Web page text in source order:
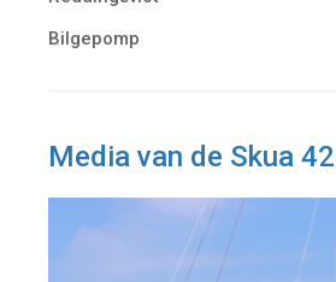
Bilgepomp
Media van de Skua 42